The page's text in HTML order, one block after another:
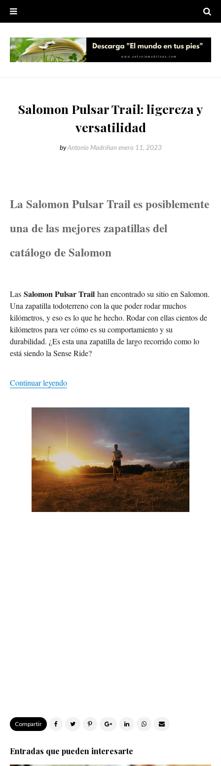
Salomon Pulsar Trail: ligereza y
versatilidad
by Antonio Madriñan enero 11, 2023
La Salomon Pulsar Trail es posiblemente
una de las mejores zapatillas del
catálogo de Salomon
Las Salomon Pulsar Trail han encontrado su sitio en Salomon.
Una zapatilla todoterreno con la que poder rodar muchos
kilómetros, y eso es lo que he hecho. Rodar con ellas cientos de
kilómetros para ver cómo es su comportamiento y su
durabilidad. ¿Es esta una zapatilla de largo recorrido como lo
está siendo la Sense Ride?
Continuar leyendo
Compartir
Entradas que pueden interesarte